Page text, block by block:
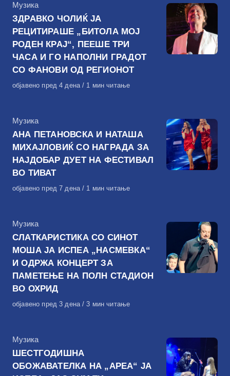
КАтегорија
Музика
ЗДРАВКО ЧОЛИЌ ЈА
РЕЦИТИРАШЕ „БИТОЛА МОЈ
РОДЕН КРАЈ“, ПЕЕШЕ ТРИ
ЧАСА И ГО НАПОЛНИ ГРАДОТ
СО ФАНОВИ ОД РЕГИОНОТ
Објавено
објавено пред 4 дена 1 мин читање
КАтегорија
Музика
АНА ПЕТАНОВСКА И НАТАША
МИХАЈЛОВИЌ СО НАГРАДА ЗА
НАЈДОБАР ДУЕТ НА ФЕСТИВАЛ
ВО ТИВАТ
Објавено
објавено пред 7 дена 1 мин читање
КАтегорија
Музика
СЛАТКАРИСТИКА СО СИНОТ
МОША ЈА ИСПЕА „НАСМЕВКА“
И ОДРЖА КОНЦЕРТ ЗА
ПАМЕТЕЊЕ НА ПОЛН СТАДИОН
ВО ОХРИД
Објавено
објавено пред 3 дена 3 мин читање
КАтегорија
Музика
ШЕСТГОДИШНА
ОБОЖАВАТЕЛКА НА „АРЕА“ ЈА